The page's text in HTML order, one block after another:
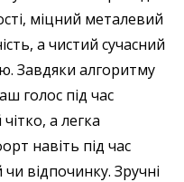
міцний металевий
а чистий сучасний
Завдяки алгоритму
голос під час
а легка
навіть під час
відпочинку. Зручні